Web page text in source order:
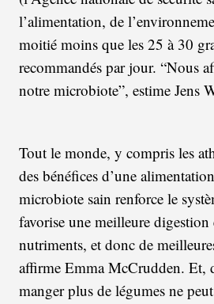
l’alimentation, de
moitié moins que les 25 à 30
recommandés par jour. “Nous
notre microbiote”, estime Jens
Tout le monde, y compris les
des bénéfices d’une
microbiote sain renforce le
favorise une meilleure digestion
nutriments, et donc de
affirme Emma McCrudden. Et,
manger plus de légumes ne